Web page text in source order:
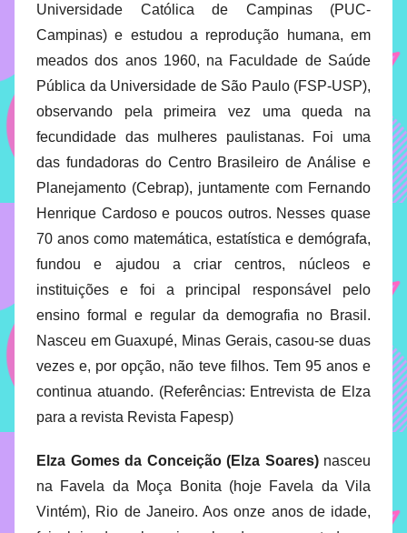
prevenção
enfrentamento
casos
afetam
comunidade
IMECC
Universidade Católica de Campinas (PUC-
Campinas) e estudou a reprodução humana, em
meados dos anos 1960, na Faculdade de Saúde
Pública da Universidade de São Paulo (FSP-USP),
observando pela primeira vez uma queda na
fecundidade das mulheres paulistanas. Foi uma
das fundadoras do Centro Brasileiro de Análise e
Planejamento (Cebrap), juntamente com Fernando
Henrique Cardoso e poucos outros. Nesses quase
70 anos como matemática, estatística e demógrafa,
fundou e ajudou a criar centros, núcleos e
instituições e foi a principal responsável pelo
ensino formal e regular da demografia no Brasil.
Nasceu em Guaxupé, Minas Gerais, casou-se duas
vezes e, por opção, não teve filhos. Tem 95 anos e
continua atuando. (Referências: Entrevista de Elza
para a revista Revista Fapesp)
Elza Gomes da Conceição (Elza Soares)nasceu
na Favela da Moça Bonita (hoje Favela da Vila
Vintém), Rio de Janeiro. Aos onze anos de idade,